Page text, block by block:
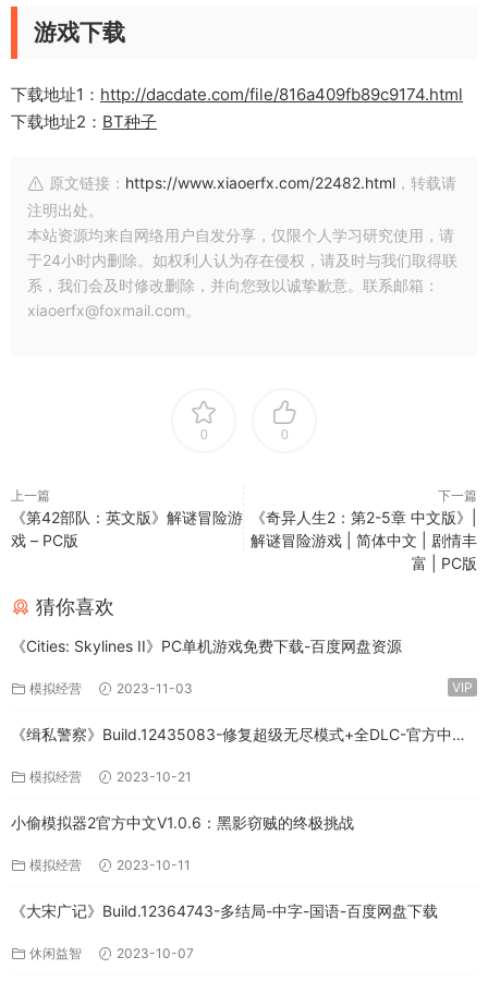
游戏下载
下载地址1： http://dacdate.com/file/816a409fb89c9174.html
下载地址2： BT种子
原文链接： https://www.xiaoerfx.com/22482.html ，转载请
注明出处。
本站资源均来自网络用户自发分享，仅限个人学习研究使用，请
于24小时内删除。如权利人认为存在侵权，请及时与我们取得联
系，我们会及时修改删除，并向您致以诚挚歉意。联系邮箱：
xiaoerfx@foxmail.com。
0 0
上一篇
《第42部队：英文版》解谜冒险游
戏 – PC版
下一篇
《奇异人生2：第2-5章 中文版》|
解谜冒险游戏 | 简体中文 | 剧情丰
富 | PC版
猜你喜欢
《Cities: Skylines II》PC单机游戏免费下载-百度网盘资源
模拟经营 2023-11-03 VIP
《缉私警察》Build.12435083-修复超级无尽模式+全DLC-官方中文-
模拟经营 2023-10-21
小偷模拟器2官方中文V1.0.6：黑影窃贼的终极挑战
模拟经营 2023-10-11
《大宋广记》Build.12364743-多结局-中字-国语-百度网盘下载
休闲益智 2023-10-07